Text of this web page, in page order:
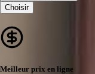
Choisir
Meilleur prix en ligne